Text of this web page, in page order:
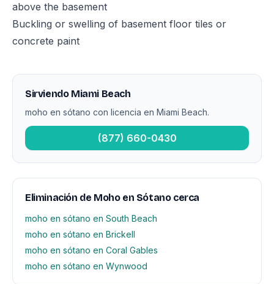
above the basement
Buckling or swelling of basement floor tiles or
concrete paint
Sirviendo Miami Beach
moho en sótano con licencia en Miami Beach.
(877) 660-0430
Eliminación de Moho en Sótano cerca
moho en sótano en South Beach
moho en sótano en Brickell
moho en sótano en Coral Gables
moho en sótano en Wynwood